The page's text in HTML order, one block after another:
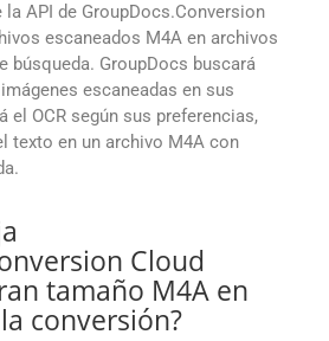
API de GroupDocs.Conversion
escaneados M4A en archivos
búsqueda. GroupDocs buscará
escaneadas en sus
el OCR según sus preferencias,
texto en un archivo M4A con
Cloud
tamaño M4A en
conversión?